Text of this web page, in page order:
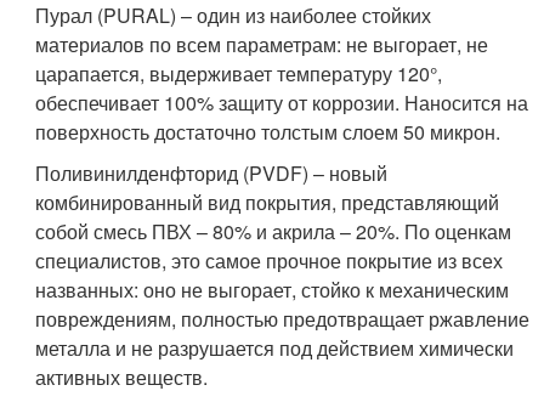
Пурал (PURAL) – один из наиболее стойких
материалов по всем параметрам: не выгорает, не
царапается, выдерживает температуру 120°,
обеспечивает 100% защиту от коррозии. Наносится на
поверхность достаточно толстым слоем 50 микрон.
Поливинилденфторид (PVDF) – новый
комбинированный вид покрытия, представляющий
собой смесь ПВХ – 80% и акрила – 20%. По оценкам
специалистов, это самое прочное покрытие из всех
названных: оно не выгорает, стойко к механическим
повреждениям, полностью предотвращает ржавление
металла и не разрушается под действием химически
активных веществ.